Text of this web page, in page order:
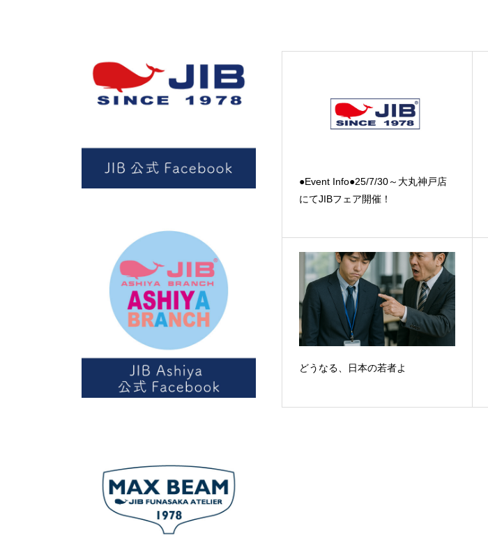
●Event Info●25/7/30～大丸神戸店
にてJIBフェア開催！
どうなる、日本の若者よ